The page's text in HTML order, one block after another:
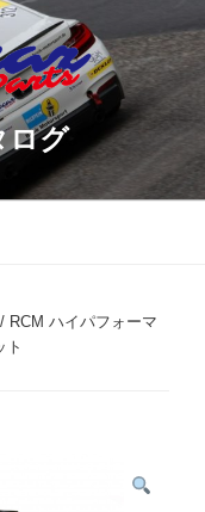
ログ
/ RCM ハイパフォーマ
ト